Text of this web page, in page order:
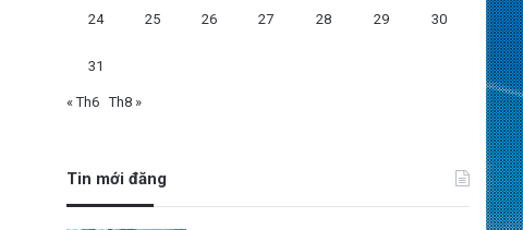
24 25 26 27 28 29 30
31
« Th6 Th8 »
Tin mới đăng